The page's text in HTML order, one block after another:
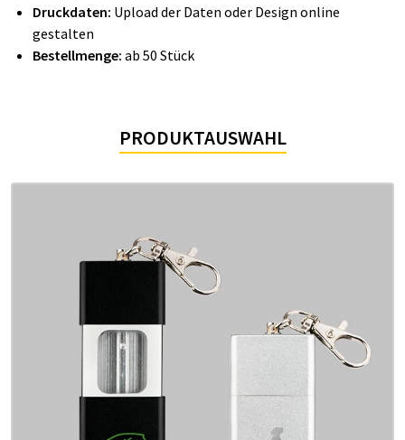
Druckdaten: Upload der Daten oder Design online
gestalten
Bestellmenge: ab 50 Stück
PRODUKTAUSWAHL